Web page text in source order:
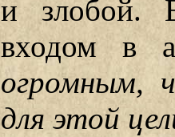
и злобой.
входом в
огромным,
для этой